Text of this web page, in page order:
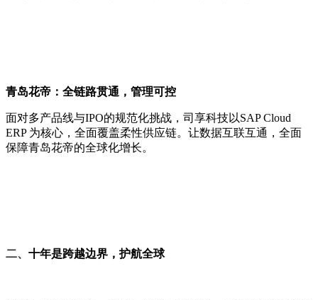
青岛花帝：全链路贯通，管理可控
面对多产品线与IPO的规范化挑战，司享科技以SAP Cloud
ERP 为核心，全面覆盖柔性供应链。让数据互联互通，全面
保障青岛花帝的全球化增长。
二、 十年是跨越边界，护航全球